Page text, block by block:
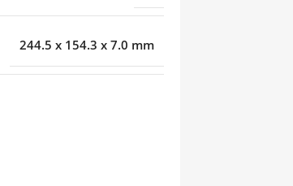
244.5 x 154.3 x 7.0 mm